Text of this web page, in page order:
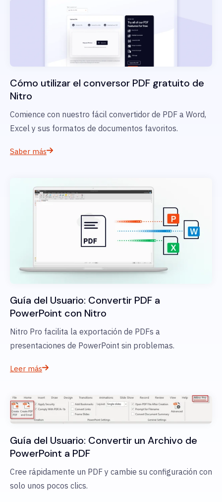
Cómo utilizar el conversor PDF gratuito de
Nitro
Comience con nuestro fácil convertidor de PDF a Word,
Excel y sus formatos de documentos favoritos.
Saber más
Guía del Usuario: Convertir PDF a
PowerPoint con Nitro
Nitro Pro facilita la exportación de PDFs a
presentaciones de PowerPoint sin problemas.
Leer más
Guía del Usuario: Convertir un Archivo de
PowerPoint a PDF
Cree rápidamente un PDF y cambie su configuración con
solo unos pocos clics.